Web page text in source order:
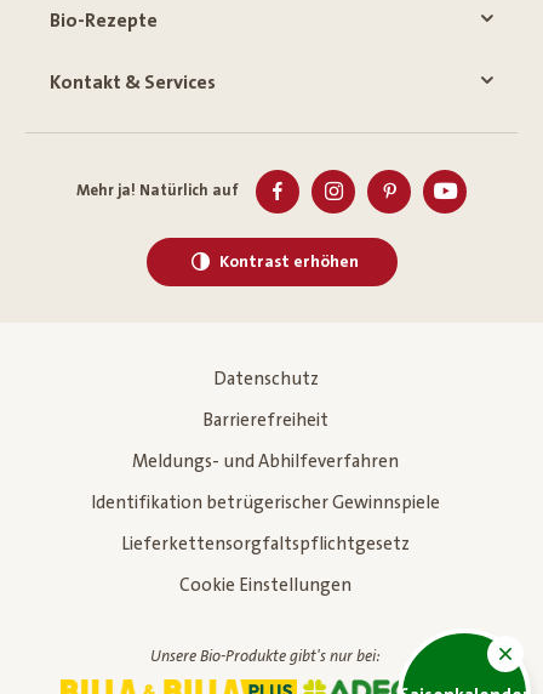
Bio-Rezepte
Kontakt & Services
Mehr ja! Natürlich auf
Kontrast erhöhen
Datenschutz
Barrierefreiheit
Meldungs- und Abhilfeverfahren
Identifikation betrügerischer Gewinnspiele
Lieferkettensorgfaltspflichtgesetz
Cookie Einstellungen
Unsere Bio-Produkte gibt's nur bei: